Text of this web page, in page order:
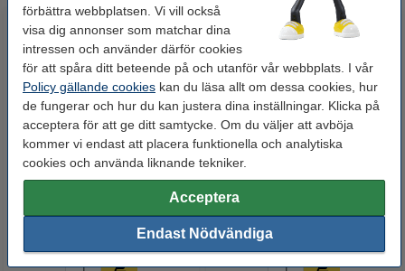
förbättra webbplatsen. Vi vill också
visa dig annonser som matchar dina
intressen och använder därför cookies
för att spåra ditt beteende på och utanför vår webbplats. I vår
Policy gällande cookies kan du läsa allt om dessa cookies, hur
de fungerar och hur du kan justera dina inställningar. Klicka på
acceptera för att ge ditt samtycke. Om du väljer att avböja
kommer vi endast att placera funktionella och analytiska
cookies och använda liknande tekniker.
Acceptera
Endast Nödvändiga
Indexflik 11,9mm x 43,1mm | 3M
75 kr Inkl. 25% Moms
Kopieringspapper A4 120g |
115 kr Inkl. 25% Moms